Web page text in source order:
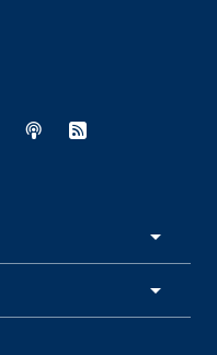
in nuova finestra
in nuova finestra
- Apertura in
esterno - Apertura in
- Sito esterno -
- Sito esterno -
Spreaker - Sito
Feed RSS -